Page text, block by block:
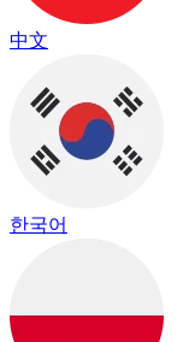
中文
한국어